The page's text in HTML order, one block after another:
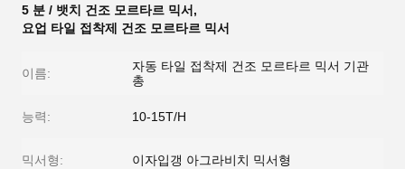
5 분 / 뱃치 건조 모르타르 믹서 ,
요업 타일 접착제 건조 모르타르 믹서
이름:
자동 타일 접착제 건조 모르타르 믹서 기관
총
능력: 10-15T/H
믹서형: 이자입갱 아그라비치 믹서형